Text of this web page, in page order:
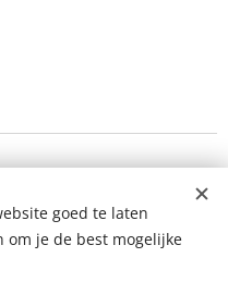
goed te laten
je de best mogelijke